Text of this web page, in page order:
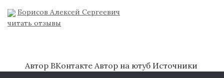
Борисов Алексей Сергеевич
читать отзывы
Автор ВКонтакте Автор на ютуб Источники